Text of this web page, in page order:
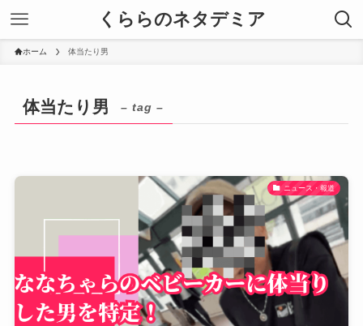
くららのネタデミア
ホーム 体当たり男
体当たり男 – tag –
ニュース・報道